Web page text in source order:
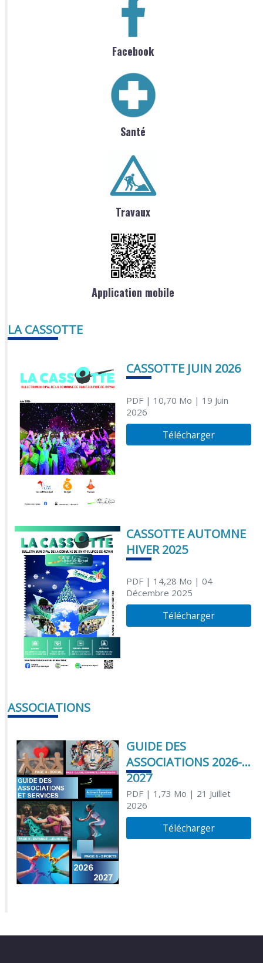
Facebook
Santé
Travaux
Application mobile
LA CASSOTTE
CASSOTTE JUIN 2026
PDF| 10,70 Mo | 19 Juin
2026
Télécharger
CASSOTTE AUTOMNE
HIVER 2025
PDF| 14,28 Mo | 04
Décembre 2025
Télécharger
ASSOCIATIONS
GUIDE DES
ASSOCIATIONS 2026-
2027
PDF| 1,73 Mo | 21 Juillet
2026
Télécharger